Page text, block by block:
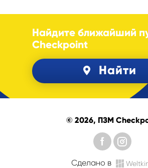
Найдите ближайший
Checkpoint
Найти
© 2026, ПЗМ
Сделано в